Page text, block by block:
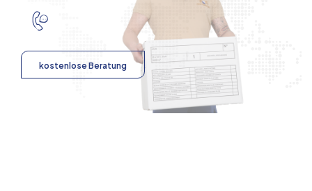
kostenlose Beratung